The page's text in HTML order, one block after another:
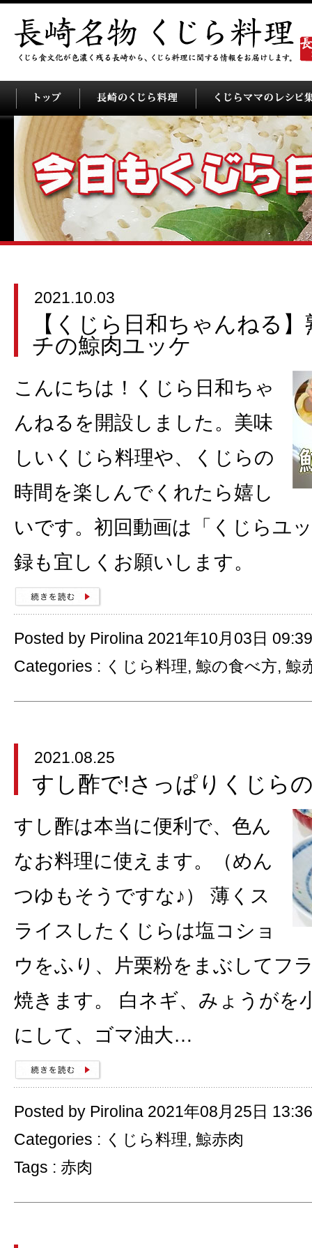
2021.10.03
【くじら日和ちゃんねる
チの鯨肉ユッケ
こんにちは！くじら日和ちゃ
んねるを開設しました。美味
しいくじら料理や、くじらの
時間を楽しんでくれたら嬉し
いです。初回動画は「くじらユ
録も宜しくお願いします。
Posted by Pirolina 2021年10月03日 09:39
Categories : くじら料理, 鯨の食べ方, 鯨
2021.08.25
すし酢で!さっぱりくじら
すし酢は本当に便利で、色ん
なお料理に使えます。（めん
つゆもそうですな♪） 薄くス
ライスしたくじらは塩コショ
ウをふり、片栗粉をまぶしてフ
焼きます。 白ネギ、みょうがを
にして、ゴマ油大…
Posted by Pirolina 2021年08月25日 13:36
Categories : くじら料理, 鯨赤肉
Tags : 赤肉